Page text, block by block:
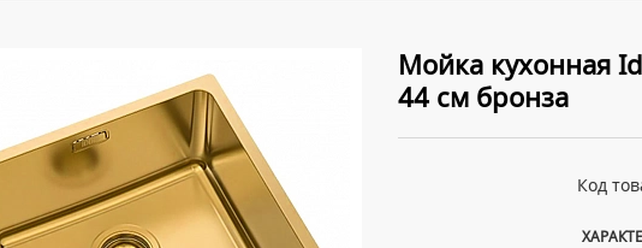
Мойка кухонная
44 см бронза
Код